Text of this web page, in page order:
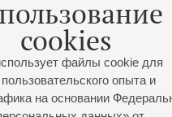
cookies
файлы cookie для
опыта и
на основании
«Гармонические
струнных и бассо континуо
кантата "Nisi Dominus" для
континуо, Концерт
вдохновения» № 11 для 2-х